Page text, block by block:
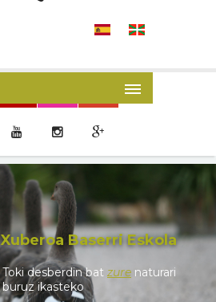
Xuberoa Baserri Eskola
Toki desberdin bat zure naturari
buruz ikasteko